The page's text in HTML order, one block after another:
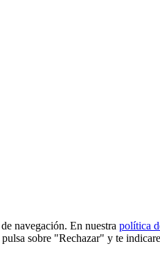
navegación. En nuestra política
sobre "Rechazar" y te